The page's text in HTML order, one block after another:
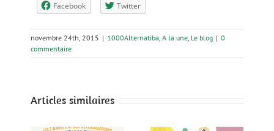
Facebook Twitter
novembre 24th, 2015 | 1000Alternatiba, A la une, Le blog | 0
commentaire
Articles similaires